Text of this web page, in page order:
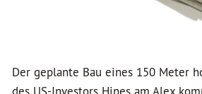
Der geplante Bau eines 150 Meter